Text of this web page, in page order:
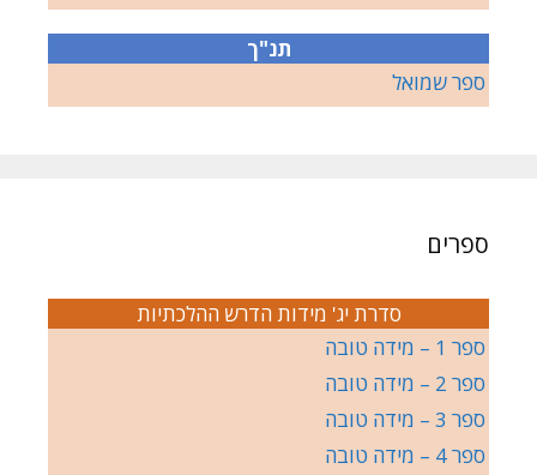
תנ"ך
ספר שמואל
ספרים
סדרת יג' מידות הדרש ההלכתיות
ספר 1 – מידה טובה
ספר 2 – מידה טובה
ספר 3 – מידה טובה
ספר 4 – מידה טובה